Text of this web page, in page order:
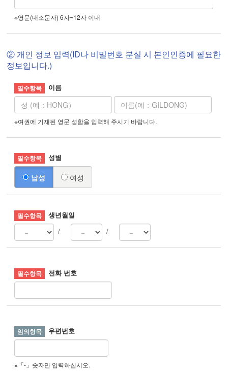
※영문(대소문자) 6자~12자 이내
② 개인 정보 입력(ID나 비밀번호 분실 시 본인인증에 필요한
정보입니다.)
이름
※여권에 기재된 영문 성함을 입력해 주시기 바랍니다.
성별
남성 여성
생년월일
/
/
전화 번호
우편번호
※「-」숫자만 입력하십시오.